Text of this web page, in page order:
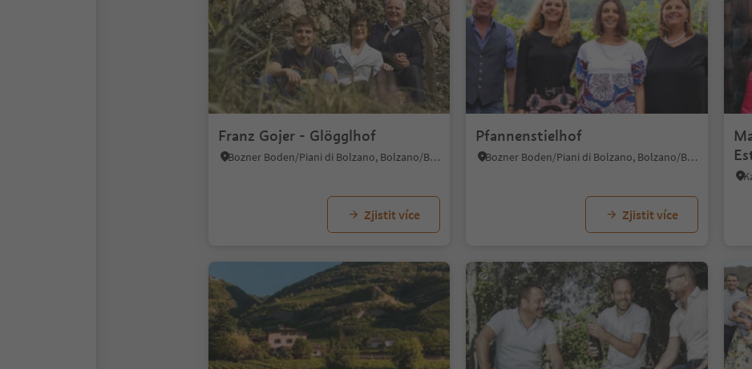
Franz Gojer - Glögglhof
Bozner Boden/Piani di Bolzano, Bolzano/Bozen, Bolzano/Bozen and environs
Zjistit více
Pfannenstielhof
Bozner Boden/Piani di Bolzano, Bolzano/Bozen, Bolzano/Bozen and environs
Zjistit více